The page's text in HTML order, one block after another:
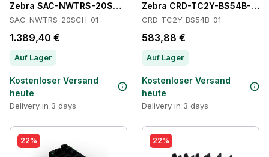
Zebra SAC-NWTRS-20SCH-01 Batteries
SAC-NWTRS-20SCH-01
1.389,40 €
Auf Lager
Kostenloser Versand
heute
Delivery in 3 days
Zebra CRD-TC2Y-BS54B-01
CRD-TC2Y-BS54B-01
583,88 €
Auf Lager
Kostenloser Versand
heute
Delivery in 3 days
22% 22%